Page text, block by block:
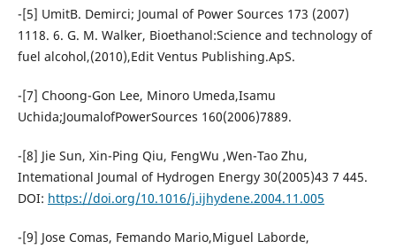
-[5] UmitB. Demirci; Joumal of Power Sources 173 (2007)
1118. 6. G. M. Walker, Bioethanol:Science and technology of
fuel alcohol,(2010),Edit Ventus Publishing.ApS.
-[7] Choong-Gon Lee, Minoro Umeda,Isamu
Uchida;JoumalofPowerSources 160(2006)7889.
-[8] Jie Sun, Xin-Ping Qiu, FengWu ,Wen-Tao Zhu,
Intemational Joumal of Hydrogen Energy 30(2005)43 7 445.
DOI: https://doi.org/10.1016/j.ijhydene.2004.11.005
-[9] Jose Comas, Femando Mario,Miguel Laborde,